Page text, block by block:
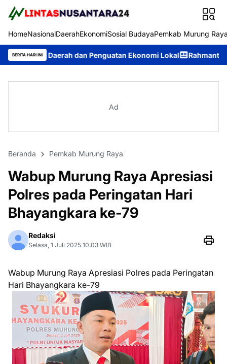
HomeNasionalDaerahEkonomiSosial BudayaPemkab Murung
BERITA HARI INI
dan Penguatan Ekonomi Lokal Rahmanto Muhidin Minta
Ad
Beranda Pemkab Murung Raya
Wabup Murung Raya Apresiasi
Polres pada Peringatan Hari
Bhayangkara ke-79
Redaksi
Selasa, 1 Juli 2025 10:03 WIB
Wabup Murung Raya Apresiasi Polres pada Peringatan
Hari Bhayangkara ke-79